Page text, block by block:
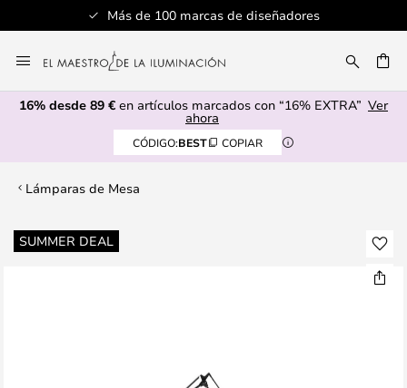
Más de 100 marcas de diseñadores
al
contenido
16% desde 89 € en artículos marcados con “16% EXTRA” Ver
ahora
CÓDIGO:BEST COPIAR
Lámparas de Mesa
SUMMER DEAL
Saltar
al